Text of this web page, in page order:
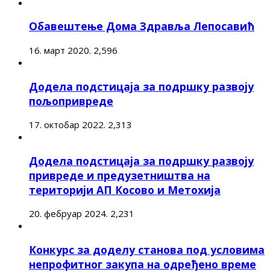
Обавештење Дома Здравља Лепосавић
16. март 2020. 2,596
Додела подстицаја за подршку развоју
пољопривреде
17. октобар 2022. 2,313
Додела подстицаја за подршку развоју
привреде и предузетништва на
територији АП Косово и Метохија
20. фебруар 2024. 2,231
Конкурс за доделу станова под условима
непрофитног закупа на одређено време